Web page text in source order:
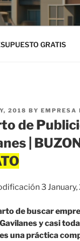
GRATIS
2018 BY EMPRESA
de
|
3 January,
de buscar
y casi
una práctica